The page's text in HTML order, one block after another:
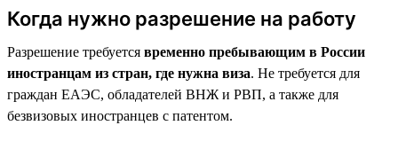
Когда нужно разрешение на работу
Разрешение требуется временно пребывающим в России
иностранцам из стран, где нужна виза. Не требуется для
граждан ЕАЭС, обладателей ВНЖ и РВП, а также для
безвизовых иностранцев с патентом.